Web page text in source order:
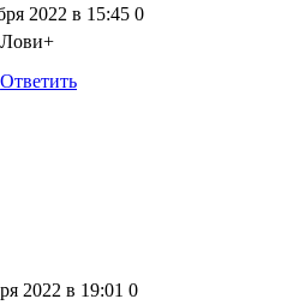
2022 в 15:45 0
Лови+
Ответить
2022 в 19:01 0